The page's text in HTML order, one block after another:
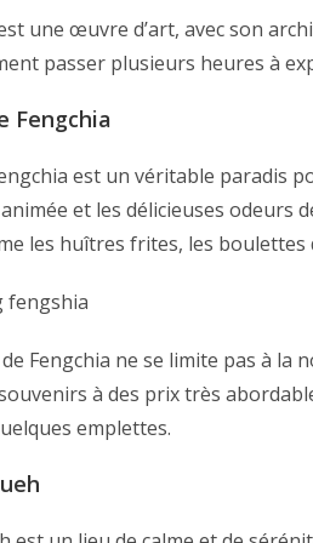
une œuvre d’art, avec son
passer plusieurs heures à
Fengchia
est un véritable paradis
et les délicieuses
les huîtres frites, les
Fengchia ne se limite pas à
à des prix très
emplettes.